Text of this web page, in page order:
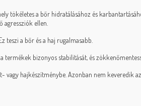
tökéletes a bőr hidratálásához és
ellen.
teszi a bőr és a haj rugalmasabb.
a termékek bizonyos stabilitását, és
hajkészítménybe. Azonban nem keveredik